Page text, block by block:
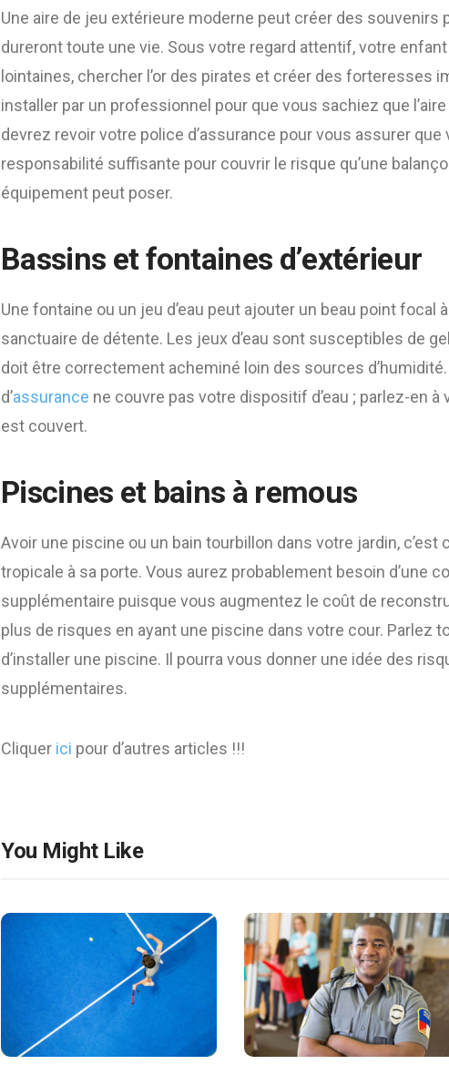
Une aire de jeu extérieure moderne peut créer des souvenirs
dureront toute une vie. Sous votre regard attentif, votre
lointaines, chercher l’or des pirates et créer des forteresses
installer par un professionnel pour que vous sachiez que
devrez revoir votre police d’assurance pour vous assurer
responsabilité suffisante pour couvrir le risque qu’une
équipement peut poser.
Bassins et fontaines d’extérieur
Une fontaine ou un jeu d’eau peut ajouter un beau point focal
sanctuaire de détente. Les jeux d’eau sont susceptibles de
doit être correctement acheminé loin des sources
d’assurance ne couvre pas votre dispositif d’eau ; parlez-en
est couvert.
Piscines et bains à remous
Avoir une piscine ou un bain tourbillon dans votre jardin,
tropicale à sa porte. Vous aurez probablement besoin d’une
supplémentaire puisque vous augmentez le coût de
plus de risques en ayant une piscine dans votre cour. Parlez
d’installer une piscine. Il pourra vous donner une idée des
supplémentaires.
Cliquer ici pour d’autres articles !!!
You Might Like